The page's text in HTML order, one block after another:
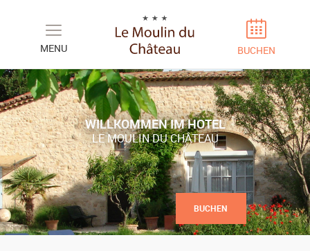
MENU BUCHEN
BUCHEN
WILLKOMMEN IM HOTEL
LE MOULIN DU CHÂTEAU